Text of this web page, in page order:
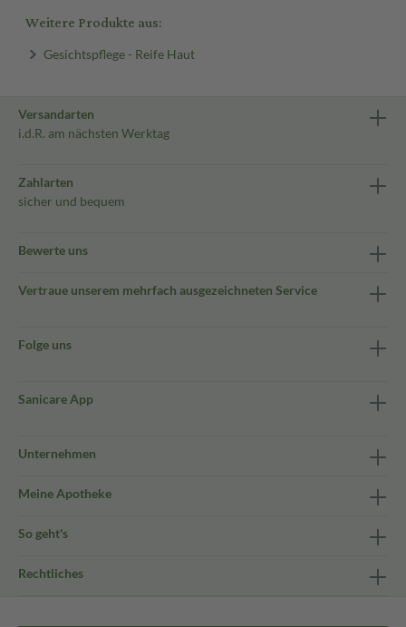
Weitere Produkte aus:
Gesichtspflege - Reife Haut
Versandarten
i.d.R. am nächsten Werktag
Zahlarten
sicher und bequem
Bewerte uns
Vertraue unserem mehrfach ausgezeichneten Service
Folge uns
Sanicare App
Unternehmen
Meine Apotheke
So geht's
Rechtliches